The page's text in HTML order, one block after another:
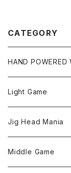
CATEGORY
HAND POWERED
Light Game
LightGame Worm
Bスネイクmicro
Snap
Jig Head Mania
Phase-up
Middle Game